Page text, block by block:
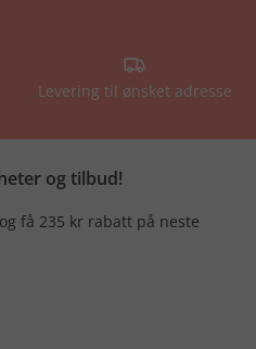
Levering til ønsket adresse
og tilbud!
få 235 kr rabatt på neste